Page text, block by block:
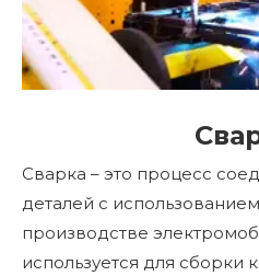
Сварка – это процесс
деталей с
производстве
используется для сборки